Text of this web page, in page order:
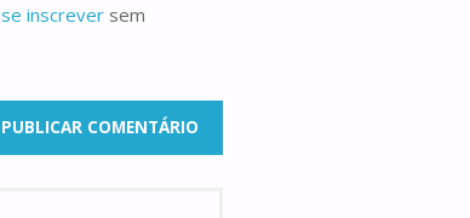
se inscrever sem